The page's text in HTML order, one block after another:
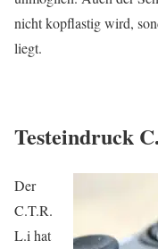
nicht kopflastig wird,
liegt.
Testeindruck
Der
C.T.R.
L.i hat